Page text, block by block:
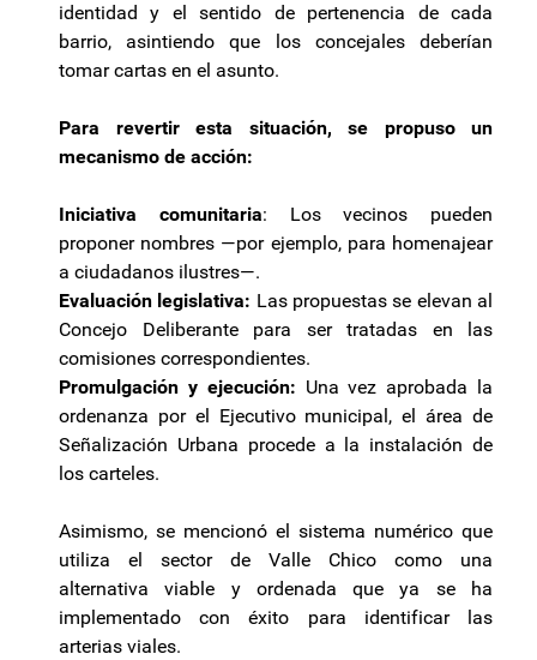
identidad y el sentido de pertenencia de cada
barrio, asintiendo que los concejales deberían
tomar cartas en el asunto.
Para revertir esta situación, se propuso un
mecanismo de acción:
Iniciativa comunitaria: Los vecinos pueden
proponer nombres —por ejemplo, para homenajear
a ciudadanos ilustres—.
Evaluación legislativa: Las propuestas se elevan al
Concejo Deliberante para ser tratadas en las
comisiones correspondientes.
Promulgación y ejecución: Una vez aprobada la
ordenanza por el Ejecutivo municipal, el área de
Señalización Urbana procede a la instalación de
los carteles.
Asimismo, se mencionó el sistema numérico que
utiliza el sector de Valle Chico como una
alternativa viable y ordenada que ya se ha
implementado con éxito para identificar las
arterias viales.